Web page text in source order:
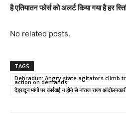
है एतियातन फोर्स को अलर्ट किया गया है हर
No related posts.
TAGS
Dehradun: Angry state agitators climb
action on demands
देहरादून:मांगों पर कार्रवाई न होने से नाराज राज्य